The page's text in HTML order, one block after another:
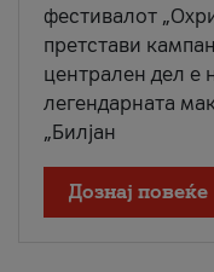
фестивалот
претстави
централен дел е
легендарната
„Билјан
Дознај повеќе